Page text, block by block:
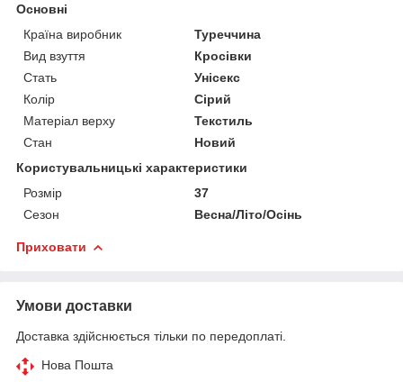
Основні
Країна виробник
Туреччина
Вид взуття
Кросівки
Стать
Унісекс
Колір
Сірий
Матеріал верху
Текстиль
Стан
Новий
Користувальницькі характеристики
Розмір
37
Сезон
Весна/Літо/Осінь
Приховати
Умови доставки
Доставка здійснюється тільки по передоплаті.
Нова Пошта